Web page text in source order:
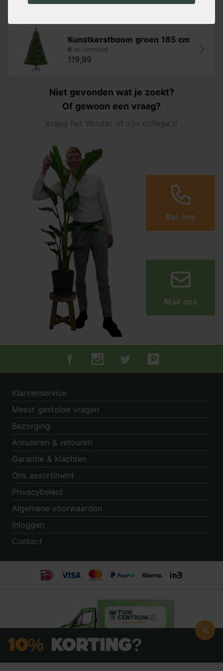
Diameter: 119 cm
Hoogte: 185 cm
Diameter: 130 cm
Aantal takken: 942
Kunstkerstboom groen 185 cm
op voorraad
119,99
Niet gevonden wat je zoekt?
Of gewoon een vraag?
Vraag het Wouter of zijn collega's!
Bel ons
Mail ons
Tuincentrum.nl op Facebook
Tuincentrum.nl op Instagram
Tuincentrum.nl op Twitter
Tuincentrum.nl op
Klantenservice
Meest gestelde vragen
Bezorging
Annuleren & retouren
Garantie & klachten
Ons assortiment
Privacybeleid
Algemene voorwaarden
Inloggen
Contact
10% Korting?